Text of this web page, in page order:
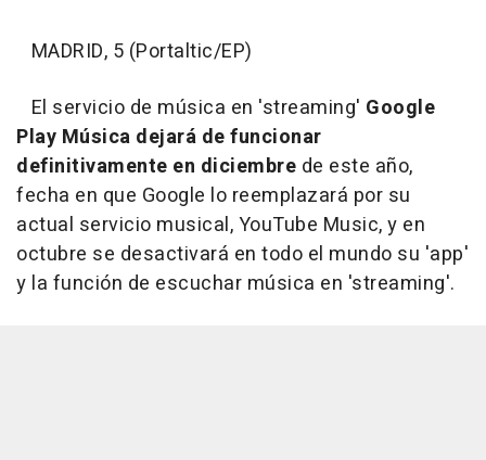
MADRID, 5 (Portaltic/EP)
El servicio de música en 'streaming' Google
Play Música dejará de funcionar
definitivamente en diciembre de este año,
fecha en que Google lo reemplazará por su
actual servicio musical, YouTube Music, y en
octubre se desactivará en todo el mundo su 'app'
y la función de escuchar música en 'streaming'.